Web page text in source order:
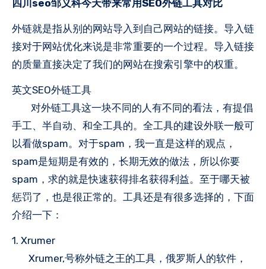
四川seo邹义科今天带来常用SEO外链工具对比
外链就是指从别的网站导入到自己网站的链接。导入链
接对于网站优化来说是非常重要的一个过程。导入链接
的质量直接决定了我们的网站在搜索引擎中的权重。
英文SEO外链工具
对外链工具这一块不同的人有不同的看法，有提倡
手工、半自动、和全工具的。全工具的建设外联一般可
以看做spam。对于spam，我一直是这样的观点，
spam是短期是有效的，长期无效的做法，所以你要
spam，求的就是快速获得排名获得利益。至于哪天被
惩罚了，也是很正常的。工具还是有很多选择的，下面
介绍一下：
1. Xrumer
Xrumer,号称外链之王的工具，俄罗斯人的软件，